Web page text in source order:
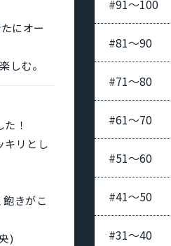
にオー
しむ。
！
キリとし
きがこ
)
#91〜100
#81〜90
#71〜80
#61〜70
#51〜60
#41〜50
#31〜40